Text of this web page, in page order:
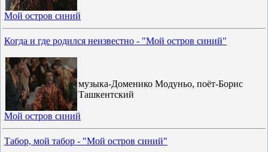
Мой остров синий
Когда и где родился неизвестно - "Мой остров синий"
музыка-Доменико Модуньо, поёт-Борис
Ташкентский
Мой остров синий
Табор, мой табор - "Мой остров синий"